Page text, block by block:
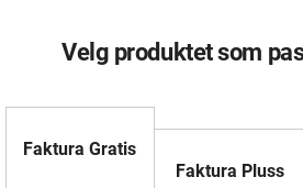
Velg produktet som
Faktura Gratis
Faktura Pluss